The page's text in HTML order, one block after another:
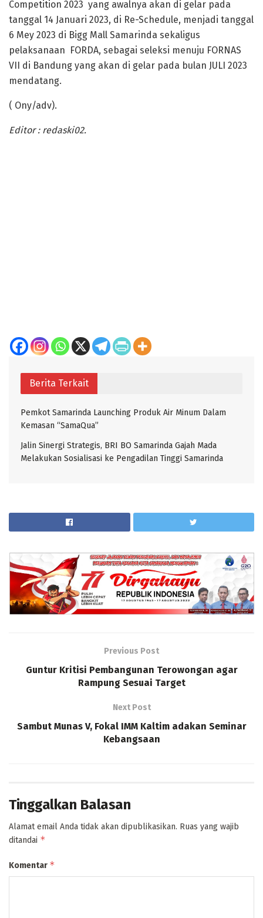
Competition 2023 yang awalnya akan di gelar pada
tanggal 14 Januari 2023, di Re-Schedule, menjadi tanggal
6 Mey 2023 di Bigg Mall Samarinda sekaligus
pelaksanaan FORDA, sebagai seleksi menuju FORNAS
VII di Bandung yang akan di gelar pada bulan JULI 2023
mendatang.
( Ony/adv).
Editor : redaski02.
Berita Terkait
Pemkot Samarinda Launching Produk Air Minum Dalam
Kemasan “SamaQua”
Jalin Sinergi Strategis, BRI BO Samarinda Gajah Mada
Melakukan Sosialisasi ke Pengadilan Tinggi Samarinda
Previous Post
Guntur Kritisi Pembangunan Terowongan agar
Rampung Sesuai Target
Next Post
Sambut Munas V, Fokal IMM Kaltim adakan Seminar
Kebangsaan
Tinggalkan Balasan
Alamat email Anda tidak akan dipublikasikan. Ruas yang wajib
ditandai *
Komentar *